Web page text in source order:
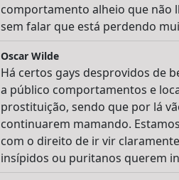
comportamento alheio que não
sem falar que está perdendo
Oscar Wilde
Há certos gays desprovidos de
a público comportamentos e
prostituição, sendo que por lá
continuarem mamando.
com o direito de ir vir
insípidos ou puritanos querem